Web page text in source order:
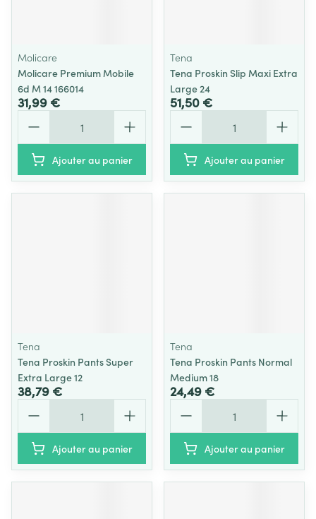
Molicare
Molicare Premium Mobile
6d M 14 166014
31,99 €
Ajouter au panier
Tena
Tena Proskin Slip Maxi Extra
Large 24
51,50 €
Ajouter au panier
Tena
Tena Proskin Pants Super
Extra Large 12
38,79 €
Ajouter au panier
Tena
Tena Proskin Pants Normal
Medium 18
24,49 €
Ajouter au panier